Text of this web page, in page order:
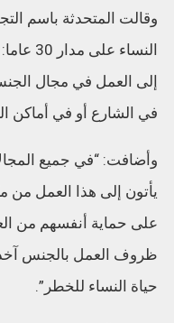
وقالت المتحدثة باسم
النساء
إلى العمل في مجال
في الشارع أو في أماكن
وأضافت: “في جميع
يأتون إلى هذا العمل من
على حماية أنفسهم من
ظروف العمل بالجنس
حياة النساء للخطر”.